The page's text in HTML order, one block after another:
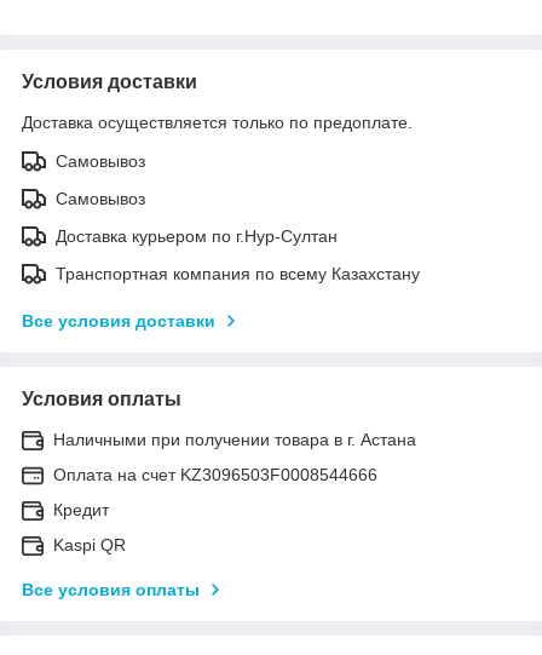
Условия доставки
Доставка осуществляется только по предоплате.
Самовывоз
Самовывоз
Доставка курьером по г.Нур-Султан
Транспортная компания по всему Казахстану
Все условия доставки
Условия оплаты
Наличными при получении товара в г. Астана
Оплата на счет KZ3096503F0008544666
Кредит
Kaspi QR
Все условия оплаты